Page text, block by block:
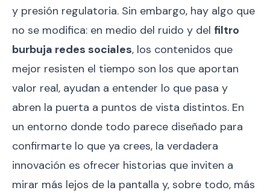
y presión regulatoria. Sin embargo, hay algo que
no se modifica: en medio del ruido y del filtro
burbuja redes sociales, los contenidos que
mejor resisten el tiempo son los que aportan
valor real, ayudan a entender lo que pasa y
abren la puerta a puntos de vista distintos. En
un entorno donde todo parece diseñado para
confirmarte lo que ya crees, la verdadera
innovación es ofrecer historias que inviten a
mirar más lejos de la pantalla y, sobre todo, más